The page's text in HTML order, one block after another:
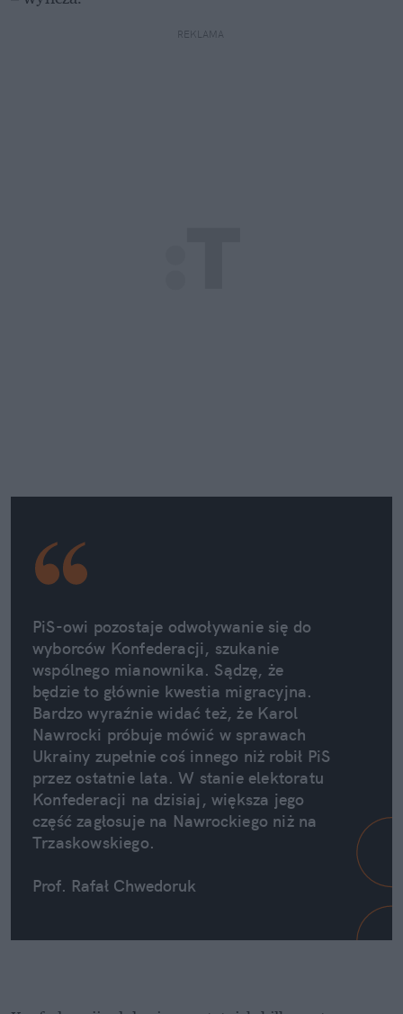
REKLAMA
PiS-owi pozostaje odwoływanie się do
wyborców Konfederacji, szukanie
wspólnego mianownika. Sądzę, że
będzie to głównie kwestia migracyjna.
Bardzo wyraźnie widać też, że Karol
Nawrocki próbuje mówić w sprawach
Ukrainy zupełnie coś innego niż robił PiS
przez ostatnie lata. W stanie elektoratu
Konfederacji na dzisiaj, większa jego
część zagłosuje na Nawrockiego niż na
Trzaskowskiego.
Prof. Rafał Chwedoruk